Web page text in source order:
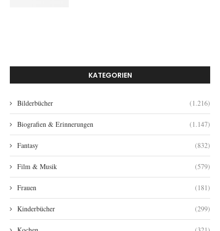
KATEGORIEN
Bilderbücher (1.216)
Biografien & Erinnerungen (1.147)
Fantasy (832)
Film & Musik (579)
Frauen (181)
Kinderbücher (299)